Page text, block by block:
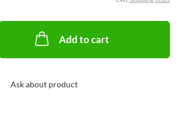
Add to cart
Ask about product